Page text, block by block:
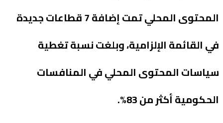
المحتوى المحلي تمت إضافة 7 قطاعات جديدة
في القائمة الإلزامية، وبلغت نسبة تغطية
سياسات المحتوى المحلي في المنافسات
الحكومية أكثر من 83%.